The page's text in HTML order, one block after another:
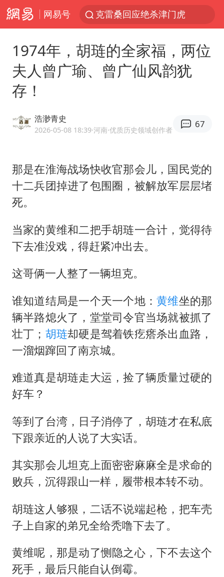
网易号
克雷桑回应绝杀津门虎
江苏昆山升级发布暴雨红警
多地银行上调存款利率
武汉3名城管协管员殴打摊主被刑拘
宇树申购 中一签有望赚20万元
男子结婚8年3个女儿都不是亲生
面对面丨蔡磊：与渐冻症抗争 纵使不敌 也不屈服
NBA传奇教练老尼尔森去世
5万小车卖不动 微型代步车集体遇冷
从科技创新看开局起步的时与势
1974年，胡琏的全家福，两位
夫人曾广瑜、曾广仙风韵犹
存！
浩渺青史
2026-05-08 18:39·河南·优质历史领域创作者
67
那是在淮海战场快收官那会儿，国民党的
十二兵团掉进了包围圈，被解放军层层堵
死。
当家的黄维和二把手胡琏一合计，觉得待
下去准没戏，得赶紧冲出去。
这哥俩一人整了一辆坦克。
谁知道结局是一个天一个地：黄维坐的那
辆半路熄火了，堂堂司令官当场就被抓了
壮丁； 胡琏却硬是驾着铁疙瘩杀出血路，
一溜烟蹿回了南京城。
难道真是胡琏走大运，捡了辆质量过硬的
好车？
等到了台湾，日子消停了，胡琏才在私底
下跟亲近的人说了大实话。
其实那会儿坦克上面密密麻麻全是求命的
败兵，沉得跟山一样，履带根本转不动。
胡琏这人够狠，二话不说端起枪，把车壳
子上自家的弟兄全给秃噜下去了。
黄维呢，那是动了恻隐之心，下不去这个
死手，最后只能自认倒霉。